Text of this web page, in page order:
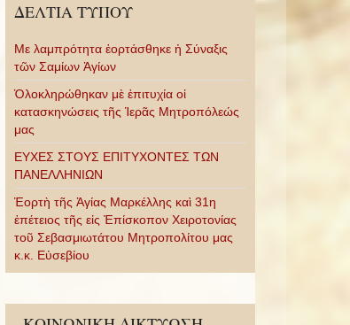
ΔΕΛΤΙΑ ΤΥΠΟΥ
Με λαμπρότητα ἑορτάσθηκε ἡ Σύναξις
τῶν Σαμίων Ἁγίων
Ὁλοκληρώθηκαν μὲ ἐπιτυχία οἱ
κατασκηνώσεις τῆς Ἱερᾶς Μητροπόλεώς
μας
ΕΥΧΕΣ ΣΤΟΥΣ ΕΠΙΤΥΧΟΝΤΕΣ ΤΩΝ
ΠΑΝΕΛΛΗΝΙΩΝ
Ἑορτὴ τῆς Ἁγίας Μαρκέλλης καὶ 31η
ἐπέτειος τῆς εἰς Ἐπίσκοπον Χειροτονίας
τοῦ Σεβασμιωτάτου Μητροπολίτου μας
κ.κ. Εὐσεβίου